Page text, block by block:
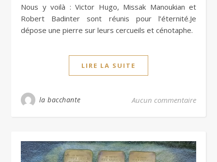
Nous y voilà : Victor Hugo, Missak Manoukian et
Robert Badinter sont réunis pour l’éternité.Je
dépose une pierre sur leurs cercueils et cénotaphe.
LIRE LA SUITE
la bacchante Aucun commentaire